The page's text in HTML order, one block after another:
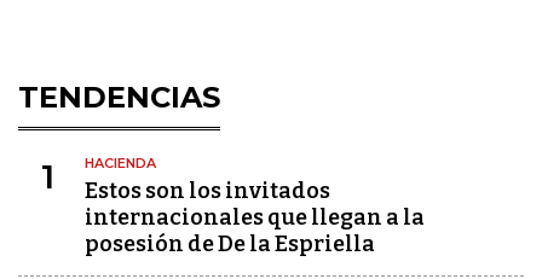
TENDENCIAS
1 HACIENDA
Estos son los invitados
internacionales que llegan a la
posesión de De la Espriella